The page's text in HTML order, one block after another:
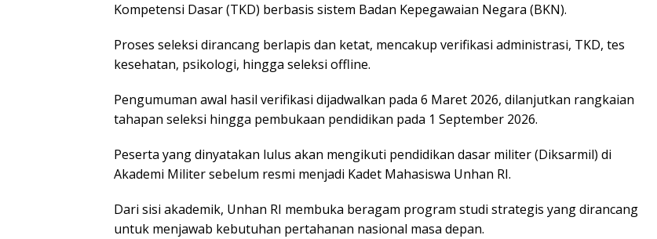
Kompetensi Dasar (TKD) berbasis sistem Badan Kepegawaian Negara (BKN).
Proses seleksi dirancang berlapis dan ketat, mencakup verifikasi administrasi, TKD, tes
kesehatan, psikologi, hingga seleksi offline.
Pengumuman awal hasil verifikasi dijadwalkan pada 6 Maret 2026, dilanjutkan rangkaian
tahapan seleksi hingga pembukaan pendidikan pada 1 September 2026.
Peserta yang dinyatakan lulus akan mengikuti pendidikan dasar militer (Diksarmil) di
Akademi Militer sebelum resmi menjadi Kadet Mahasiswa Unhan RI.
Dari sisi akademik, Unhan RI membuka beragam program studi strategis yang dirancang
untuk menjawab kebutuhan pertahanan nasional masa depan.